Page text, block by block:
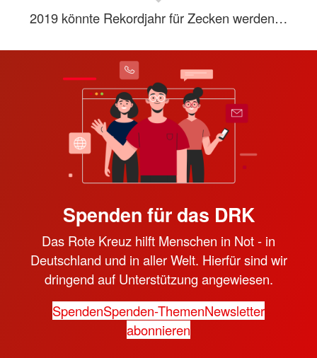
2019 könnte Rekordjahr für Zecken werden…
Spenden für das DRK
Das Rote Kreuz hilft Menschen in Not - in
Deutschland und in aller Welt. Hierfür sind wir
dringend auf Unterstützung angewiesen.
SpendenSpenden-ThemenNewsletter
abonnieren